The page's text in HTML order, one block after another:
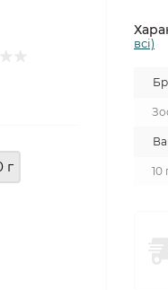
г
всі)
10